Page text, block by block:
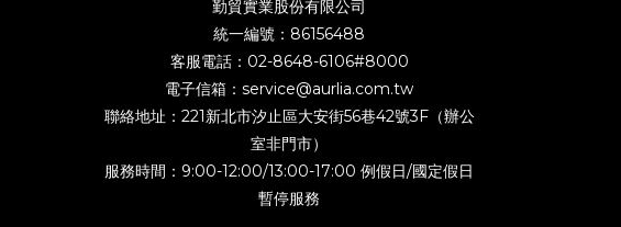
勤貿實業股份有限公司
統一編號：86156488
客服電話：02-8648-6106#8000
電子信箱：service@aurlia.com.tw
聯絡地址：221新北市汐止區大安街56巷42號3F（辦公
室非門市）
服務時間：9:00-12:00/13:00-17:00 例假日/國定假日
暫停服務